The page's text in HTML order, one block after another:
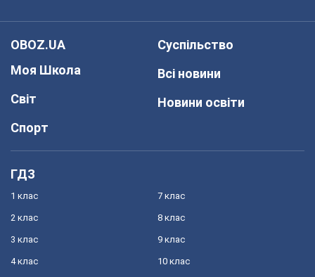
OBOZ.UA
Моя Школа
Світ
Спорт
Суспільство
Всі новини
Новини освіти
ГДЗ
1 клас
2 клас
3 клас
4 клас
7 клас
8 клас
9 клас
10 клас